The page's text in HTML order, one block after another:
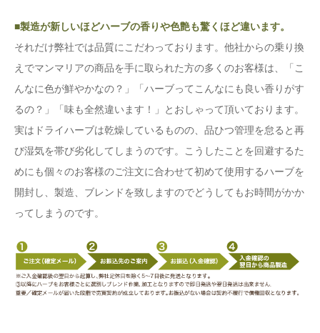
■製造が新しいほどハーブの香りや色艶も驚くほど違います。
それだけ弊社では品質にこだわっております。他社からの乗り換
えでマンマリアの商品を手に取られた方の多くのお客様は、「こ
んなに色が鮮やかなの？」「ハーブってこんなにも良い香りがす
るの？」「味も全然違います！」とおしゃって頂いております。
実はドライハーブは乾燥しているものの、品ひつ管理を怠ると再
び湿気を帯び劣化してしまうのです。こうしたことを回避するた
めにも個々のお客様のご注文に合わせて初めて使用するハーブを
開封し、製造、ブレンドを致しますのでどうしてもお時間がかか
ってしまうのです。